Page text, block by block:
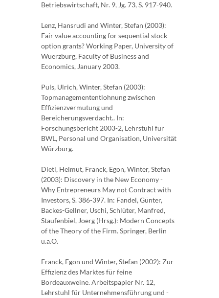
Betriebswirtschaft, Nr. 9, Jg. 73, S. 917-940.
Lenz, Hansrudi and Winter, Stefan (2003):
Fair value accounting for sequential stock
option grants? Working Paper, University of
Wuerzburg, Faculty of Business and
Economics, January 2003.
Puls, Ulrich, Winter, Stefan (2003):
Topmanagemententlohnung zwischen
Effizienzvermutung und
Bereicherungsverdacht.. In:
Forschungsbericht 2003-2, Lehrstuhl für
BWL, Personal und Organisation, Universität
Würzburg.
Dietl, Helmut, Franck, Egon, Winter, Stefan
(2003): Discovery in the New Economy -
Why Entrepreneurs May not Contract with
Investors, S. 386-397. In: Fandel, Günter,
Backes-Gellner, Uschi, Schlüter, Manfred,
Staufenbiel, Joerg (Hrsg.): Modern Concepts
of the Theory of the Firm. Springer, Berlin
u.a.O.
Franck, Egon und Winter, Stefan (2002): Zur
Effizienz des Marktes für feine
Bordeauxweine. Arbeitspapier Nr. 12,
Lehrstuhl für Unternehmensführung und -